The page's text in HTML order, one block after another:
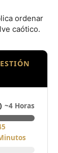
ordenar
caótico.
~4 Horas